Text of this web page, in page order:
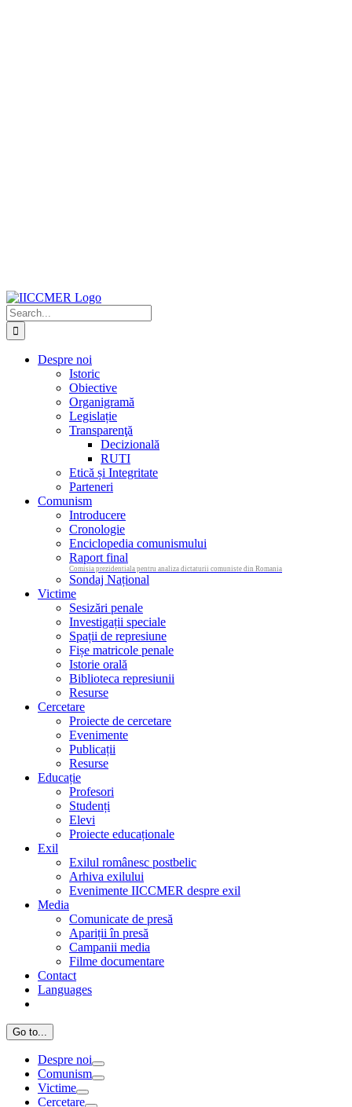
Search
for:
Despre noi
Istoric
Obiective
Organigramă
Legislație
Transparenţă
Decizională
RUTI
Etică și Integritate
Parteneri
Comunism
Introducere
Cronologie
Enciclopedia comunismului
Raport final
Comisia prezidentiala pentru analiza dictaturii comuniste din Romania
Sondaj Național
Victime
Sesizări penale
Investigații speciale
Spații de represiune
Fișe matricole penale
Istorie orală
Biblioteca represiunii
Resurse
Cercetare
Proiecte de cercetare
Evenimente
Publicații
Resurse
Educație
Profesori
Studenți
Elevi
Proiecte educaționale
Exil
Exilul românesc postbelic
Arhiva exilului
Evenimente IICCMER despre exil
Media
Comunicate de presă
Apariții în presă
Campanii media
Filme documentare
Contact
Languages
Go to...
Despre noi
Comunism
Victime
Cercetare